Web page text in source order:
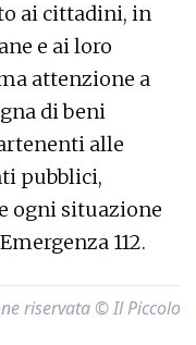
ai cittadini, in
e ai loro
attenzione a
di beni
alle
pubblici,
ogni situazione
112.
riservata © Il Piccolo